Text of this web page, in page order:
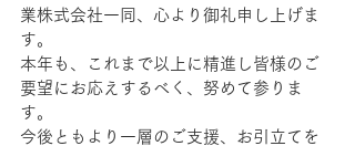
業株式会社一同、心より御礼申し上げま
す。
本年も、
これまで以上に精進し皆様のご
要望にお応えするべく、 努めて参りま
す。
今後ともより一層のご支援、お引立てを